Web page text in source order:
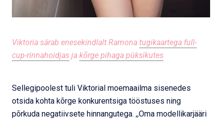
Viktoria särab enesekindlalt Ramona tugikaartega full-
cup-rinnahoidjas ja kõrge pihaga püksikutes
Sellegipoolest tuli Viktorial moemaailma sisenedes
otsida kohta kõrge konkurentsiga tööstuses ning
põrkuda negatiivsete hinnangutega. ,,Oma modellikarjääri